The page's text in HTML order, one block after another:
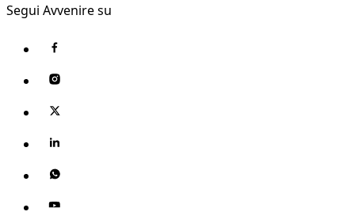
Segui Avvenire su